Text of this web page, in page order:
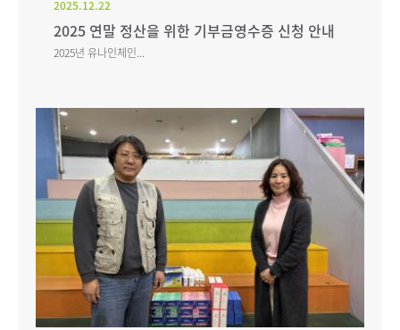
2025.12.22
2025 연말 정산을 위한 기부금영수증 신청 안내
2025년 유나인체인...